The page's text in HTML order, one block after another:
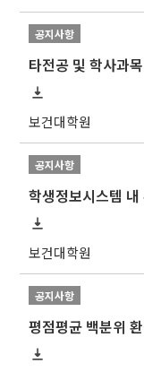
공지사항
타전공 및 학사과
보건대학원
공지사항
보건대학원
공지사항
평점평균 백분위